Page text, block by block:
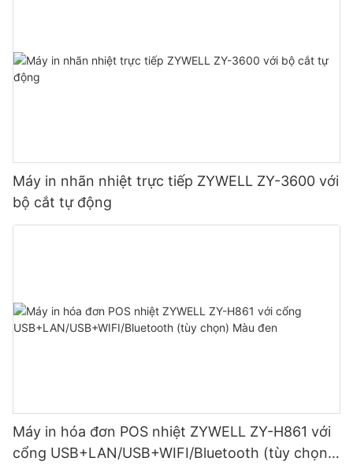
Máy in nhãn nhiệt trực tiếp ZYWELL ZY-3600 với
bộ cắt tự động
Máy in hóa đơn POS nhiệt ZYWELL ZY-H861 với
cổng USB+LAN/USB+WIFI/Bluetooth (tùy chọn)